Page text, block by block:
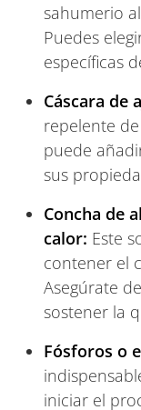
sahumerio
Puedes
específicas
Cáscara de
repelente
puede
sus
Concha de
calor: Este
contener el
Asegúrate
sostener la
Fósforos o
iniciar el